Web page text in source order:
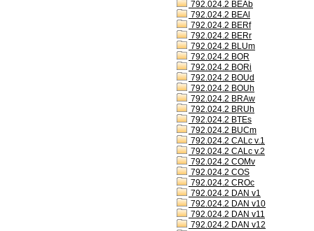
792.024.2 BEAb
792.024.2 BEAl
792.024.2 BERf
792.024.2 BERr
792.024.2 BLUm
792.024.2 BOR
792.024.2 BORi
792.024.2 BOUd
792.024.2 BOUh
792.024.2 BRAw
792.024.2 BRUh
792.024.2 BTEs
792.024.2 BUCm
792.024.2 CALc v.1
792.024.2 CALc v.2
792.024.2 COMv
792.024.2 COS
792.024.2 CROc
792.024.2 DAN v1
792.024.2 DAN v10
792.024.2 DAN v11
792.024.2 DAN v12